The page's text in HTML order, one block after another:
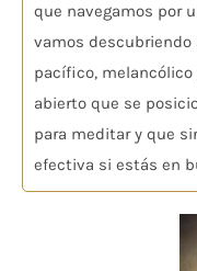
que navegamos por
vamos descubriendo
pacífico,
abierto que se
para meditar y que
efectiva si estás en